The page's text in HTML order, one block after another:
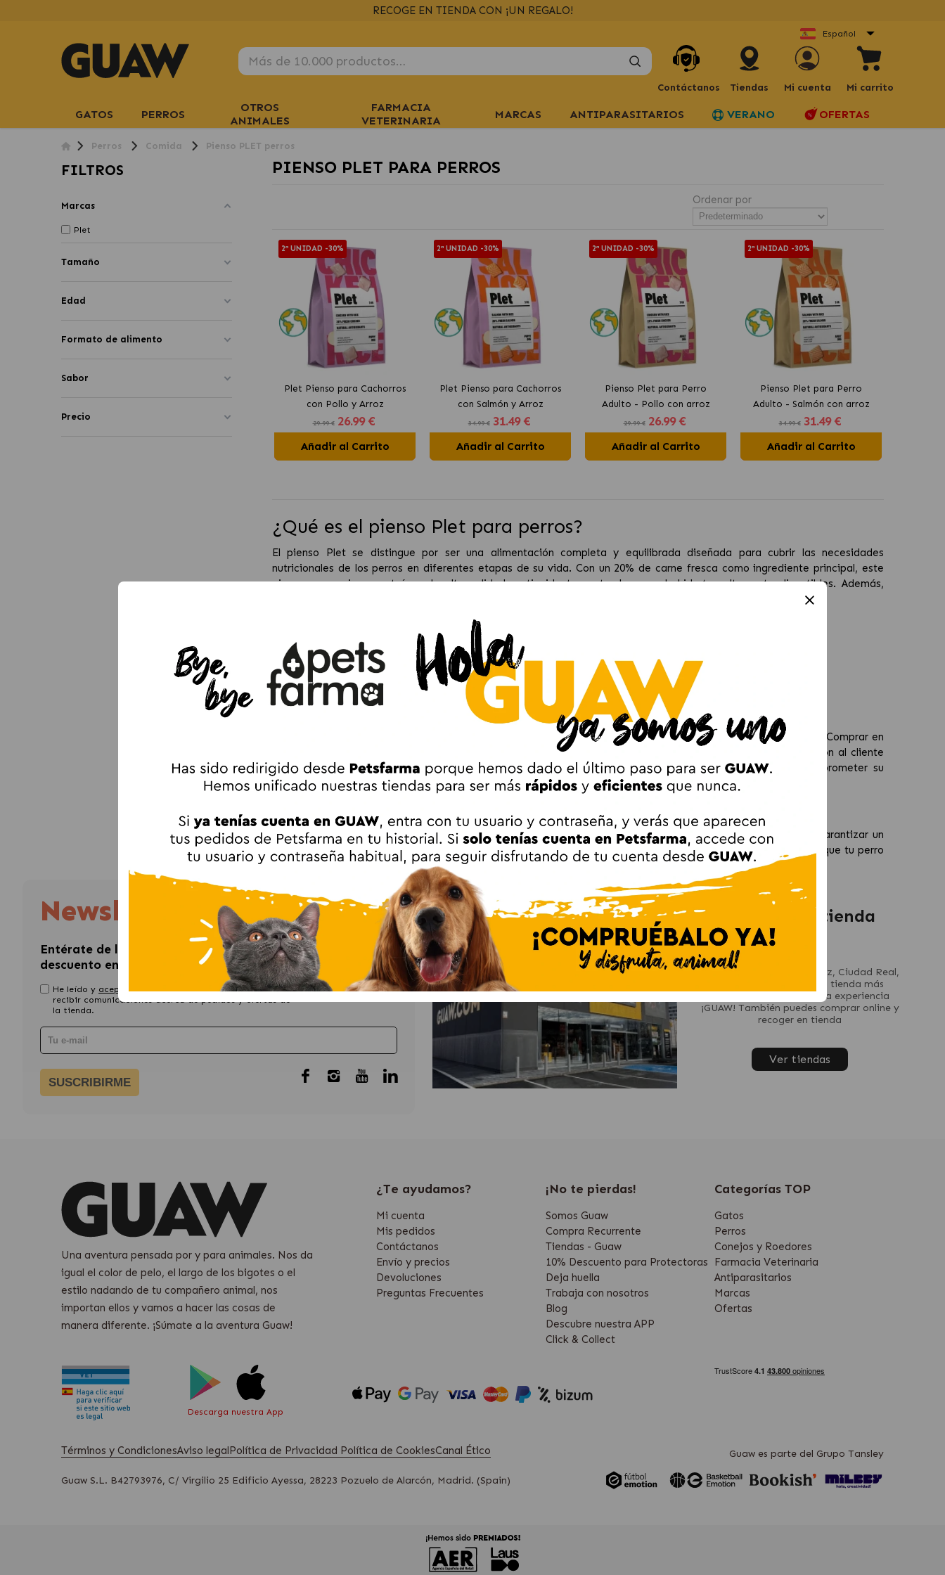
RECOGE EN TIENDA CON ¡UN REGALO!
ENVÍOS GRATIS > 39€EN 24/48H+ INFO
Español
Contáctanos Tiendas Mi cuenta Mi carrito
GATOS PERROS
OTROS
ANIMALES
FARMACIA
VETERINARIA
MARCAS ANTIPARASITARIOS VERANO OFERTAS
Perros Comida Pienso PLET perros
FILTROS
Marcas
Plet
Tamaño
Edad
Formato de alimento
Sabor
Precio
PIENSO PLET PARA PERROS
Ordenar por
2ª UNIDAD -30%
Plet Pienso para Cachorros
con Pollo y Arroz
29.99 € 26.99 €
Añadir al Carrito
2ª UNIDAD -30%
Plet Pienso para Cachorros
con Salmón y Arroz
34.99 € 31.49 €
Añadir al Carrito
2ª UNIDAD -30%
Pienso Plet para Perro
Adulto - Pollo con arroz
29.99 € 26.99 €
Añadir al Carrito
2ª UNIDAD -30%
Pienso Plet para Perro
Adulto - Salmón con arroz
34.99 € 31.49 €
Añadir al Carrito
¿Qué es el pienso Plet para perros?
El pienso Plet se distingue por ser una alimentación completa y equilibrada diseñada para cubrir las necesidades
nutricionales de los perros en diferentes etapas de su vida. Con un 20% de carne fresca como ingrediente principal, este
pienso proporciona proteínas de alta calidad, antioxidantes naturales y carbohidratos altamente digestibles. Además,
fomenta la salud digestiva y el cuidado articular, gracias a ingredientes como prebióticos y condroprotectores.
Beneficios clave de Plet
Alta digestibilidad:
su formulación con ingredientes naturales favorece una flora intestinal saludable.
Cuidado articular:incluye glucosamina y condroitina, esenciales para mantener articulaciones fuertes.
Nutrición personalizada:disponible en opciones para cachorros y para perros adultos.
¿Por qué elegir Guaw para comprar Pienso Plet?
En Guaw ofrecemos una amplia selección de piensos Plet con envíos rápidos y un compromiso con la calidad. Comprar en
nuestra tienda online garantiza acceso a los mejores productos del mercado junto con un servicio de atención al cliente
excepcional. Además, encontrarás promociones exclusivas para mimar a tu animal de compañía sin comprometer su
bienestar.
Ya sea que busques un alimento para mantener el peso ideal de tu mascota, reforzar su sistema inmune o garantizar un
pelaje brillante, Plet tiene una opción adecuada. Su variedad de sabores, como pollo, salmón o arroz, asegura que tu perro
disfrute de cada comida mientras recibe todos los nutrientes necesarios.
Newsletter
Entérate de las últimas novedades y consigue un 15% de
descuento en tu primera compra
He leído y acepto la política de privacidad, asi como
recibir comunicaciones acerca de pedidos y ofertas de
la tienda.
SUSCRIBIRME
Localiza tu tienda
En Madrid, Barcelona, Jerez, Ciudad Real,
Valencia... encuentra tu tienda más
cercana y disfruta de una experiencia
¡GUAW! También puedes comprar online y
recoger en tienda
Ver tiendas
Una aventura pensada por y para animales. Nos da
igual el color de pelo, el largo de los bigotes o el
estilo nadando de tu compañero animal, nos
importan ellos y vamos a hacer las cosas de
manera diferente. ¡Súmate a la aventura Guaw!
¿Te ayudamos?
Mi cuenta
Mis pedidos
Contáctanos
Envío y precios
Devoluciones
Preguntas Frecuentes
¡No te pierdas!
Somos Guaw
Compra Recurrente
Tiendas - Guaw
10% Descuento para Protectoras
Deja huella
Trabaja con nosotros
Blog
Descubre nuestra APP
Click & Collect
Categorías TOP
Gatos
Perros
Conejos y Roedores
Farmacia Veterinaria
Antiparasitarios
Marcas
Ofertas
Descarga nuestra App
Términos y CondicionesAviso legalPolítica de Privacidad Política de CookiesCanal Ético
Guaw S.L. B42793976, C/ Virgilio 25 Edificio Ayessa, 28223 Pozuelo de Alarcón, Madrid. (Spain)
Guaw es parte del Grupo Tansley